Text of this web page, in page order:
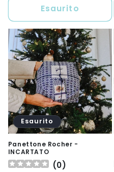
Esaurito
Esaurito
Panettone Rocher -
INCARTATO
(0)